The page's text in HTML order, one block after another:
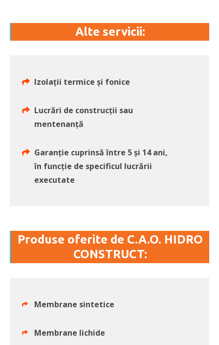
Alte servicii:
Izolații termice și fonice
Lucrări de construcții sau
mentenanță
Garanție cuprinsă între 5 și 14 ani,
în funcție de specificul lucrării
executate
Produse oferite de C.A.O. HIDRO
CONSTRUCT:
Membrane sintetice
Membrane lichide